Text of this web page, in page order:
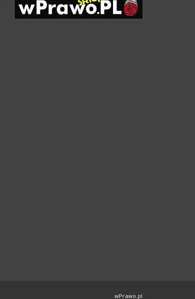
wPrawo.pl